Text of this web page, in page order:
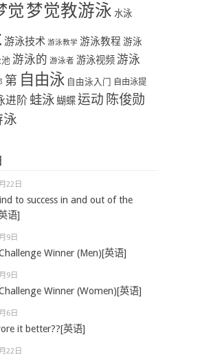
觉梦觉教游泳 水泳
游泳技术 游泳教学 游泳教程 游泳
游泳的 游泳者 游泳视频 游泳
第 自由泳 自由泳入门 自由泳提
进阶 蛙泳蝴蝶运动 陈俊勋
泳
22日
to success in and out of the
语]
9日
Winner (Men)[英语]
9日
Winner (Women)[英语]
6日
it better??[英语]
22日